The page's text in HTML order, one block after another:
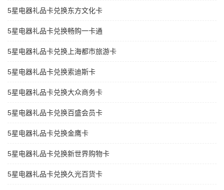
5星电器礼品卡兑换东方文化卡
5星电器礼品卡兑换畅购一卡通
5星电器礼品卡兑换上海都市旅游卡
5星电器礼品卡兑换索迪斯卡
5星电器礼品卡兑换大众商务卡
5星电器礼品卡兑换百盛会员卡
5星电器礼品卡兑换金鹰卡
5星电器礼品卡兑换新世界购物卡
5星电器礼品卡兑换久光百货卡